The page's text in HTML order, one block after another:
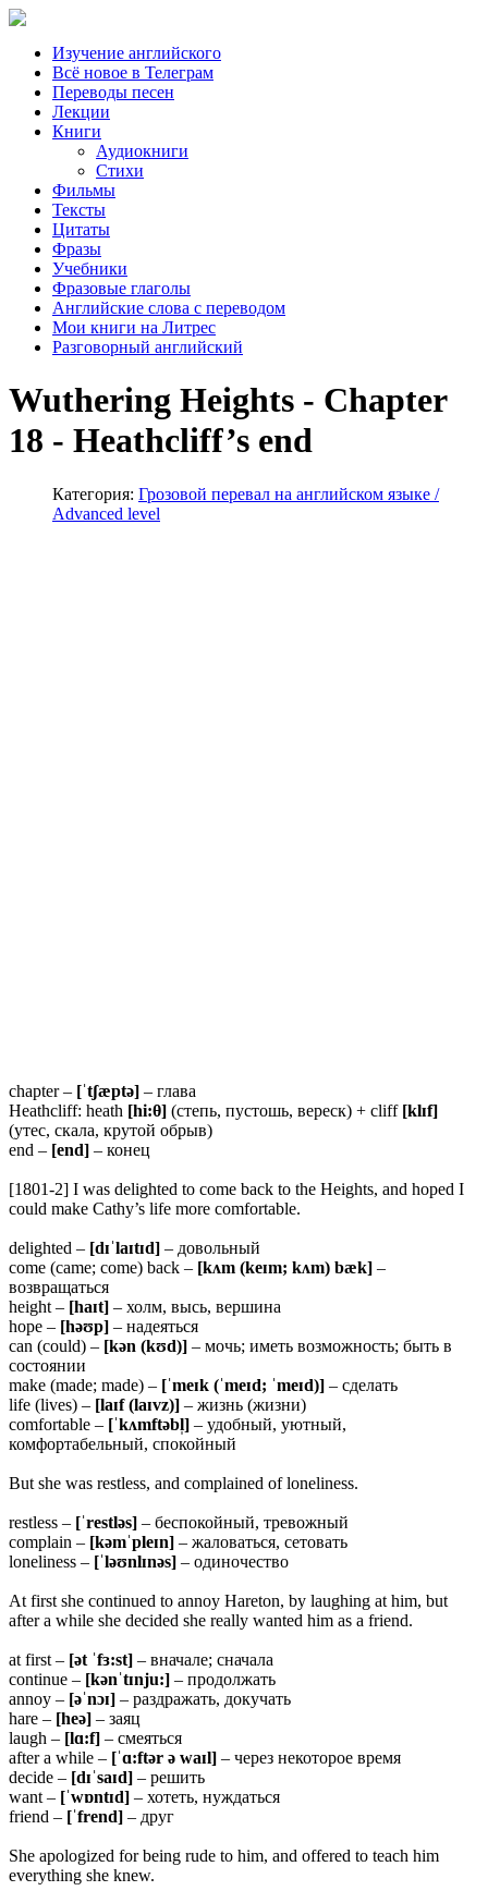
Изучение английского
Всё новое в Телеграм
Переводы песен
Лекции
Книги
Аудиокниги
Стихи
Фильмы
Тексты
Цитаты
Фразы
Учебники
Фразовые глаголы
Английские слова с переводом
Мои книги на Литрес
Разговорный английский
Wuthering Heights - Chapter
18 - Heathcliff’s end
Категория: Грозовой перевал на английском языке /
Advanced level
chapter – [ˈtʃæptə] – глава
Heathcliff: heath [hi:θ] (степь, пустошь, вереск) + cliff [klɪf]
(утес, скала, крутой обрыв)
end – [end] – конец
[1801-2] I was delighted to come back to the Heights, and hoped I
could make Cathy’s life more comfortable.
delighted – [dɪˈlaɪtɪd] – довольный
come (came; come) back – [kʌm (keɪm; kʌm) bæk] –
возвращаться
height – [haɪt] – холм, высь, вершина
hope – [həʊp] – надеяться
can (could) – [kən (kʊd)] – мочь; иметь возможность; быть в
состоянии
make (made; made) – [ˈmeɪk (ˈmeɪd; ˈmeɪd)] – сделать
life (lives) – [laɪf (laɪvz)] – жизнь (жизни)
comfortable – [ˈkʌmftəbl̩] – удобный, уютный,
комфортабельный, спокойный
But she was restless, and complained of loneliness.
restless – [ˈrestləs] – беспокойный, тревожный
complain – [kəmˈpleɪn] – жаловаться, сетовать
loneliness – [ˈləʊnlɪnəs] – одиночество
At first she continued to annoy Hareton, by laughing at him, but
after a while she decided she really wanted him as a friend.
at first – [ət ˈfɜ:st] – вначале; сначала
continue – [kənˈtɪnju:] – продолжать
annoy – [əˈnɔɪ] – раздражать, докучать
hare – [heə] – заяц
laugh – [lɑ:f] – смеяться
after a while – [ˈɑ:ftər ə waɪl] – через некоторое время
decide – [dɪˈsaɪd] – решить
want – [ˈwɒntɪd] – хотеть, нуждаться
friend – [ˈfrend] – друг
She apologized for being rude to him, and offered to teach him
everything she knew.